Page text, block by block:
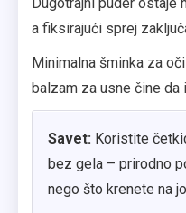
a fiksirajući sprej
Minimalna šminka za
balzam za usne čine
Savet: Koristite
bez gela – prirodno
nego što krenete na